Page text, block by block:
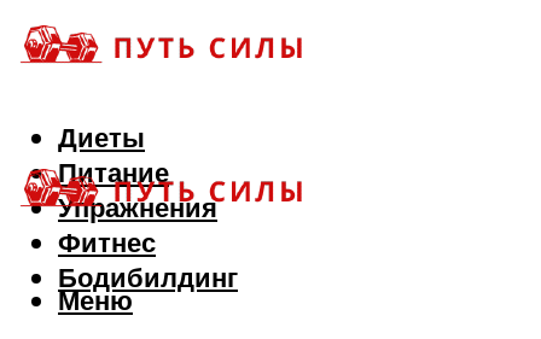
Диеты
Питание
Упражнения
Фитнес
Бодибилдинг
Меню